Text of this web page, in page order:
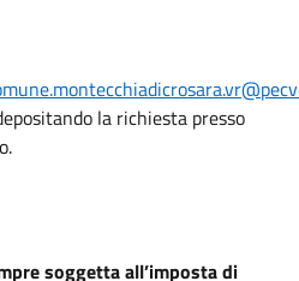
la richiesta presso
soggetta all’imposta di